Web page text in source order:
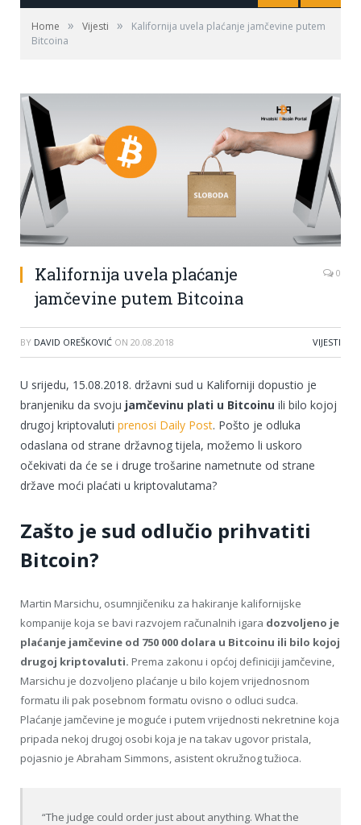
Home » Vijesti »
Kalifornija uvela plaćanje jamčevine putem
Bitcoina
Kalifornija uvela plaćanje
jamčevine putem Bitcoina
0
BY DAVID OREŠKOVIĆ ON 20.08.2018 VIJESTI
U srijedu, 15.08.2018. državni sud u Kaliforniji dopustio je
branjeniku da svoju jamčevinu plati u Bitcoinu ili bilo kojoj
drugoj kriptovaluti prenosi Daily Post. Pošto je odluka
odaslana od strane državnog tijela, možemo li uskoro
očekivati da će se i druge trošarine nametnute od strane
države moći plaćati u kriptovalutama?
Zašto je sud odlučio prihvatiti
Bitcoin?
Martin Marsichu, osumnjičeniku za hakiranje kalifornijske
kompanije koja se bavi razvojem računalnih igara dozvoljeno je
plaćanje jamčevine od 750 000 dolara u Bitcoinu ili bilo kojoj
drugoj kriptovaluti. Prema zakonu i općoj definiciji jamčevine,
Marsichu je dozvoljeno plaćanje u bilo kojem vrijednosnom
formatu ili pak posebnom formatu ovisno o odluci sudca.
Plaćanje jamčevine je moguće i putem vrijednosti nekretnine koja
pripada nekoj drugoj osobi koja je na takav ugovor pristala,
pojasnio je Abraham Simmons, asistent okružnog tužioca.
“The judge could order just about anything. What the